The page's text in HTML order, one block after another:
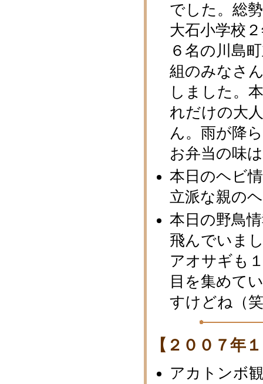
でした。総
大石小学校
６名の川島
組のみなさ
しました。
れだけの大
ん。雨が降
お弁当の味
本日のヘビ
立派な親の
本日の野鳥
飛んでいま
アオサギも
目を集めて
すけどね（
【２００７年
アカトンボ